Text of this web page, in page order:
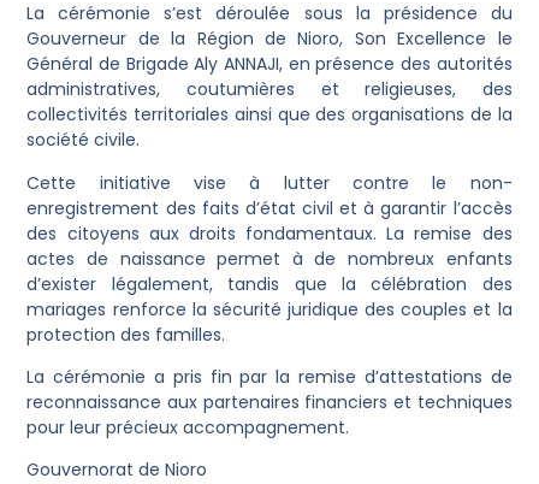
La cérémonie s’est déroulée sous la présidence du
Gouverneur de la Région de Nioro, Son Excellence le
Général de Brigade Aly ANNAJI, en présence des autorités
administratives, coutumières et religieuses, des
collectivités territoriales ainsi que des organisations de la
société civile.
Cette initiative vise à lutter contre le non-
enregistrement des faits d’état civil et à garantir l’accès
des citoyens aux droits fondamentaux. La remise des
actes de naissance permet à de nombreux enfants
d’exister légalement, tandis que la célébration des
mariages renforce la sécurité juridique des couples et la
protection des familles.
La cérémonie a pris fin par la remise d’attestations de
reconnaissance aux partenaires financiers et techniques
pour leur précieux accompagnement.
Gouvernorat de Nioro